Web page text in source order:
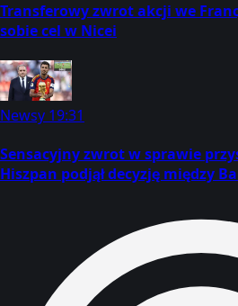
Transferowy zwrot akcji we
sobie cel w Nicei
Newsy 19:31
Sensacyjny zwrot w sprawie
Hiszpan podjął decyzję między